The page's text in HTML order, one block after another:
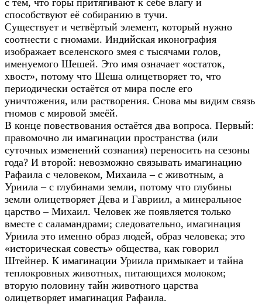
с тем, что горы притягивают к себе влагу и
способствуют её собиранию в тучи.
Существует и четвёртый элемент, который нужно
соотнести с гномами. Индийская иконография
изображает вселенского змея с тысячами голов,
именуемого Шешей. Это имя означает «остаток,
хвост», потому что Шеша олицетворяет то, что
периодически остаётся от мира после его
уничтожения, или растворения. Снова мы видим связь
гномов с мировой змеёй.
В конце повествования остаётся два вопроса. Первый:
правомочно ли имагинации пространства (или
суточных изменений сознания) переносить на сезоны
года? И второй: невозможно связывать имагинацию
Рафаила с человеком, Михаила – с животным, а
Уриила – с глубинами земли, потому что глубины
земли олицетворяет Дева и Гавриил, а минеральное
царство – Михаил. Человек же появляется только
вместе с саламандрами; следовательно, имагинация
Уриила это именно образ людей, образ человека; это
«историческая совесть» общества, как говорил
Штейнер. К имагинации Уриила примыкает и тайна
теплокровных животных, питающихся молоком;
вторую половину тайн животного царства
олицетворяет имагинация Рафаила.